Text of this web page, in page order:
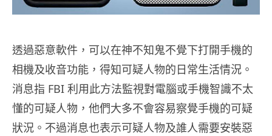
透過惡意軟件，可以在神不知鬼不覺下打開手機的
相機及收音功能，得知可疑人物的日常生活情況。
消息指 FBI 利用此方法監視對電腦或手機智識不太
懂的可疑人物，他們大多不會容易察覺手機的可疑
狀況。不過消息也表示可疑人物及誰人需要安裝惡